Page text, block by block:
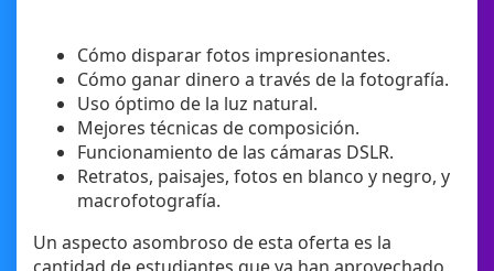
Cómo disparar fotos impresionantes.
Cómo ganar dinero a través de la fotografía.
Uso óptimo de la luz natural.
Mejores técnicas de composición.
Funcionamiento de las cámaras DSLR.
Retratos, paisajes, fotos en blanco y negro, y
macrofotografía.
Un aspecto asombroso de esta oferta es la